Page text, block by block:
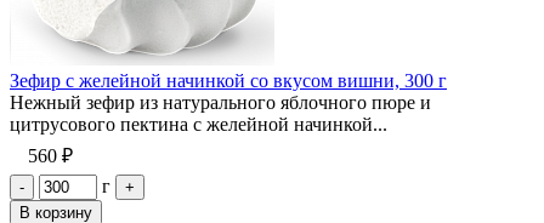
Зефир с желейной начинкой со вкусом вишни, 300 г
Нежный зефир из натурального яблочного пюре и
цитрусового пектина с желейной начинкой...
560 ₽
- г
+
В корзину